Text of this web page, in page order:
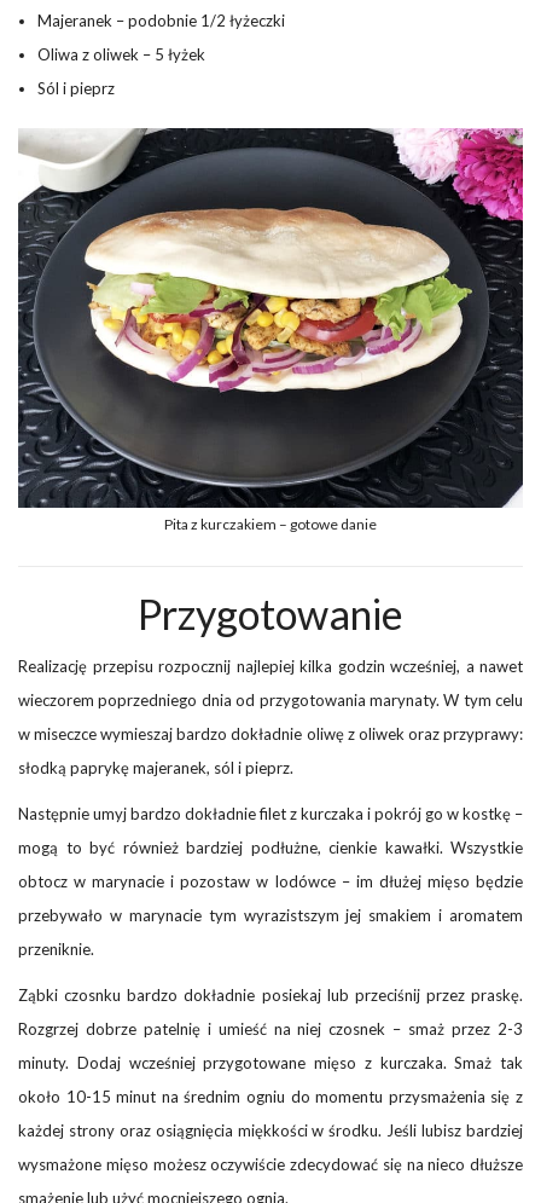
Majeranek – podobnie 1/2 łyżeczki
Oliwa z oliwek – 5 łyżek
Sól i pieprz
Pita z kurczakiem – gotowe danie
Przygotowanie
Realizację przepisu rozpocznij najlepiej kilka godzin wcześniej, a nawet
wieczorem poprzedniego dnia od przygotowania marynaty. W tym celu
w miseczce wymieszaj bardzo dokładnie oliwę z oliwek oraz przyprawy:
słodką paprykę majeranek, sól i pieprz.
Następnie umyj bardzo dokładnie filet z kurczaka i pokrój go w kostkę –
mogą to być również bardziej podłużne, cienkie kawałki. Wszystkie
obtocz w marynacie i pozostaw w lodówce – im dłużej mięso będzie
przebywało w marynacie tym wyrazistszym jej smakiem i aromatem
przeniknie.
Ząbki czosnku bardzo dokładnie posiekaj lub przeciśnij przez praskę.
Rozgrzej dobrze patelnię i umieść na niej czosnek – smaż przez 2-3
minuty. Dodaj wcześniej przygotowane mięso z kurczaka. Smaż tak
około 10-15 minut na średnim ogniu do momentu przysmażenia się z
każdej strony oraz osiągnięcia miękkości w środku. Jeśli lubisz bardziej
wysmażone mięso możesz oczywiście zdecydować się na nieco dłuższe
smażenie lub użyć mocniejszego ognia.